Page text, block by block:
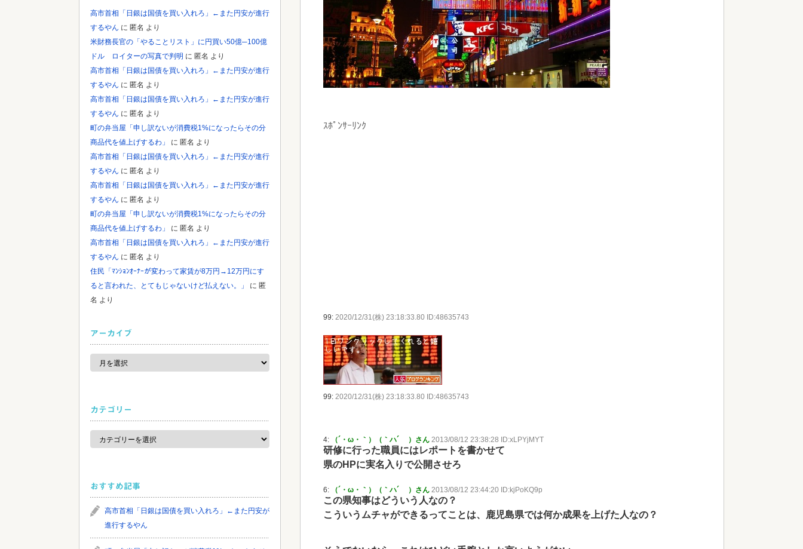
ｽﾎﾟﾝｻｰﾘﾝｸ
99: 2020/12/31(株) 23:18:33.80 ID:48635743
99: 2020/12/31(株) 23:18:33.80 ID:48635743
4: （´・ω・｀）（｀ハ´ ）さん 2013/08/12 23:38:28 ID:xLPYjMYT
研修に行った職員にはレポートを書かせて
県のHPに実名入りで公開させろ
6: （´・ω・｀）（｀ハ´ ）さん 2013/08/12 23:44:20 ID:kjPoKQ9p
この県知事はどういう人なの？
こういうムチャができるってことは、鹿児島県では何か成果を上げた人なの？
Powered by livedoor 相互RSS
高市首相「日銀は国債を買い入れろ」←また円安が進行
するやん に 匿名 より
米財務長官の「やることリスト」に円買い50億─100億
ドル ロイターの写真で判明 に 匿名 より
高市首相「日銀は国債を買い入れろ」←また円安が進行
するやん に 匿名 より
高市首相「日銀は国債を買い入れろ」←また円安が進行
するやん に 匿名 より
町の弁当屋「申し訳ないが消費税1%になったらその分
商品代を値上げするわ」
に 匿名 より
高市首相「日銀は国債を買い入れろ」←また円安が進行
するやん に 匿名 より
高市首相「日銀は国債を買い入れろ」←また円安が進行
するやん に 匿名 より
町の弁当屋「申し訳ないが消費税1%になったらその分
商品代を値上げするわ」
に 匿名 より
高市首相「日銀は国債を買い入れろ」←また円安が進行
するやん に 匿名 より
住民「ﾏﾝｼｮﾝｵｰﾅｰが変わって家賃が8万円→12万円にす
ると言われた、とてもじゃないけど払えない。」
に 匿
名 より
アーカイブ
ア
カ
カテゴリー
カ
ゴ
おすすめ記事
高市首相「日銀は国債を買い入れろ」←また円安が
進行するやん